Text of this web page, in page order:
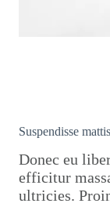
Suspendisse
Donec eu
efficitur
ultricies.